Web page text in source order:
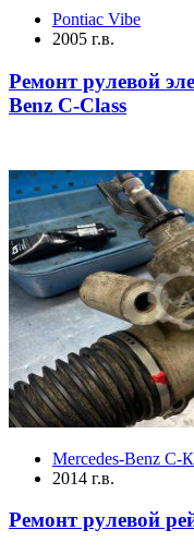
Pontiac Vibe
2005 г.в.
Ремонт рулевой
Benz C-Class
Mercedes-Benz C-
2014 г.в.
Ремонт рулевой